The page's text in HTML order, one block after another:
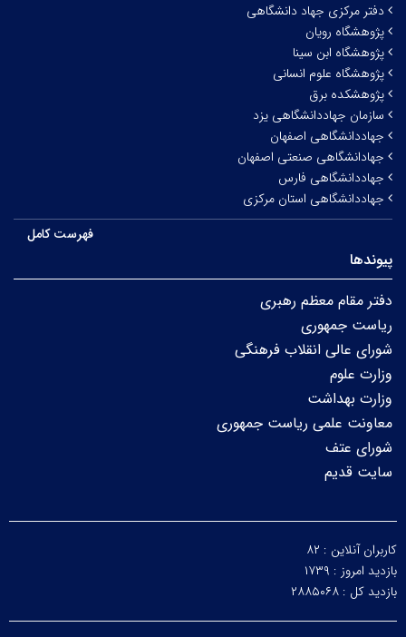
دفتر مرکزی جهاد دانشگاهی
پژوهشگاه رویان
پژوهشگاه ابن سینا
پژوهشگاه علوم انسانی
پژوهشکده برق
سازمان جهاددانشگاهی یزد
جهاددانشگاهی اصفهان
جهادانشگاهی صنعتی اصفهان
جهاددانشگاهی فارس
جهاددانشگاهی استان مرکزی
فهرست کامل
پیوندها
دفتر مقام معظم رهبری
ریاست جمهوری
شورای عالی انقلاب فرهنگی
وزارت علوم
وزارت بهداشت
معاونت علمی ریاست جمهوری
شورای عتف
سایت قدیم
کاربران آنلاین : ۸۲
بازدید امروز : ۱۷۳۹
بازدید کل : ۲۸۸۵۰۶۸